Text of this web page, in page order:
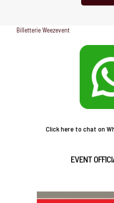
Billetterie Weezevent
Click here to chat on
EVENT